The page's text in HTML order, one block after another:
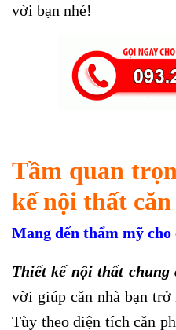
vời bạn nhé!
Tầm quan
kế nội thất
Mang đến thẩm mỹ cho
Thiết kế nội thất chung
vời giúp căn nhà bạn trở
Tùy theo diện tích căn